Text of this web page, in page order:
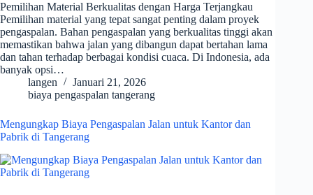
Pemilihan Material Berkualitas dengan Harga Terjangkau
Pemilihan material yang tepat sangat penting dalam proyek
pengaspalan. Bahan pengaspalan yang berkualitas tinggi akan
memastikan bahwa jalan yang dibangun dapat bertahan lama
dan tahan terhadap berbagai kondisi cuaca. Di Indonesia, ada
banyak opsi…
langen
Januari 21, 2026
biaya pengaspalan tangerang
Mengungkap Biaya Pengaspalan Jalan untuk Kantor dan
Pabrik di Tangerang